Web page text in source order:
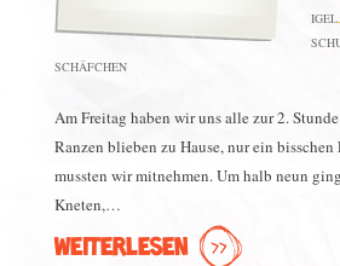
IGEL,
SCHÄFCHEN
Am Freitag haben wir uns alle zur 2.
Ranzen blieben zu Hause, nur ein bisschen
mussten wir mitnehmen. Um halb neun
Kneten,…
WEITERLESEN